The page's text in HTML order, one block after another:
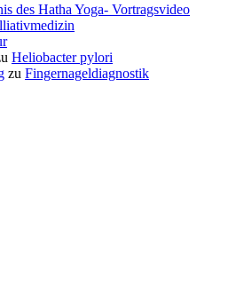
des Hatha Yoga- Vortragsvideo
Heliobacter pylori
zu Fingernageldiagnostik